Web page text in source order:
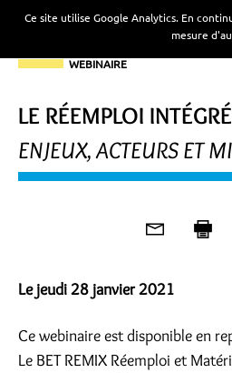
WEBINAIRE
LE RÉEMPLOI
ENJEUX, ACTEURS ET
Le jeudi 28 janvier 2021
Ce webinaire est disponible en
Le BET REMIX Réemploi et
Ce site utilise Google Analytics. En
mesure